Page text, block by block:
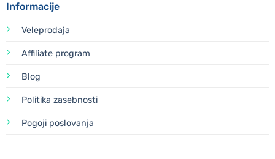
Informacije
Veleprodaja
Affiliate program
Blog
Politika zasebnosti
Pogoji poslovanja